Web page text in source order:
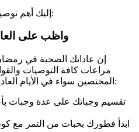
إليك أهم توصياتنا الصحية خلال الشهر الفضيل:
1- واظب على
إن عاداتك الصحية في
مراعات كافة التوصيات
المختصين سواء في الأيام العادية أو في أيام الصيام، ومن أهمها:
تقسيم وجباتك على عدة وجبات
ابدأ فطورك بحبات من التمر مع